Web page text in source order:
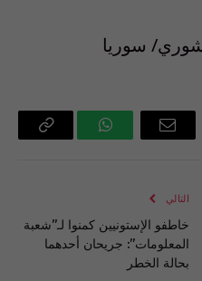
سوريا
البريد
واتساب Copy
التالي
خاطفو الإستونيين كمنوا لـ”شعبة
المعلومات”: جريحان أحدهما
بحالة الخطر